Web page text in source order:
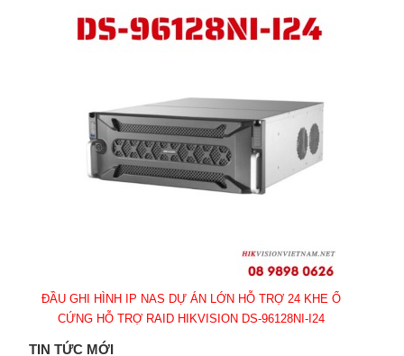
ĐẦU GHI HÌNH IP NAS DỰ ÁN LỚN HỖ TRỢ 24 KHE Ổ
CỨNG HỖ TRỢ RAID HIKVISION DS-96128NI-I24
TIN TỨC MỚI